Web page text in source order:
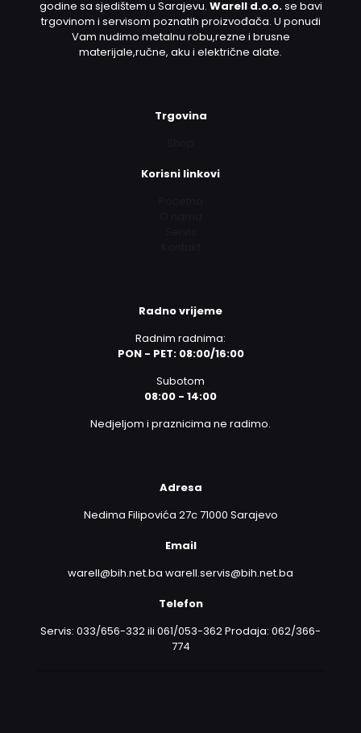
godine sa sjedištem u Sarajevu. Warell d.o.o.se bavi
trgovinom i servisom poznatih proizvođača. U ponudi
Vam nudimo metalnu robu,rezne i brusne
materijale,ručne, aku i električne alate.
Trgovina
Korisni linkovi
Radno vrijeme
Radnim radnima:
PON - PET: 08:00/16:00
Subotom
08:00 - 14:00
Nedjeljom i praznicima ne radimo.
Adresa
Nedima Filipovića 27c 71000 Sarajevo
Email
warell@bih.net.ba warell.servis@bih.net.ba
Telefon
Servis: 033/656-332 ili 061/053-362 Prodaja: 062/366-
774